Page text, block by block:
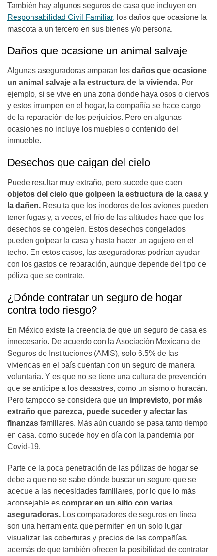
También hay algunos seguros de casa que incluyen en
Responsabilidad Civil Familiar, los daños que ocasione la
mascota a un tercero en sus bienes y/o persona.
Daños que ocasione un animal salvaje
Algunas aseguradoras amparan los daños que ocasione
un animal salvaje a la estructura de la vivienda. Por
ejemplo, si se vive en una zona donde haya osos o ciervos
y estos irrumpen en el hogar, la compañía se hace cargo
de la reparación de los perjuicios. Pero en algunas
ocasiones no incluye los muebles o contenido del
inmueble.
Desechos que caigan del cielo
Puede resultar muy extraño, pero sucede que caen
objetos del cielo que golpeen la estructura de la casa y
la dañen. Resulta que los inodoros de los aviones pueden
tener fugas y, a veces, el frío de las altitudes hace que los
desechos se congelen. Estos desechos congelados
pueden golpear la casa y hasta hacer un agujero en el
techo. En estos casos, las aseguradoras podrían ayudar
con los gastos de reparación, aunque depende del tipo de
póliza que se contrate.
¿Dónde contratar un seguro de hogar
contra todo riesgo?
En México existe la creencia de que un seguro de casa es
innecesario. De acuerdo con la Asociación Mexicana de
Seguros de Instituciones (AMIS), solo 6.5% de las
viviendas en el país cuentan con un seguro de manera
voluntaria. Y es que no se tiene una cultura de prevención
que se anticipe a los desastres, como un sismo o huracán.
Pero tampoco se considera que un imprevisto, por más
extraño que parezca, puede suceder y afectar las
finanzas familiares. Más aún cuando se pasa tanto tiempo
en casa, como sucede hoy en día con la pandemia por
Covid-19.
Parte de la poca penetración de las pólizas de hogar se
debe a que no se sabe dónde buscar un seguro que se
adecue a las necesidades familiares, por lo que lo más
aconsejable es comprar en un sitio con varias
aseguradoras. Los comparadores de seguros en línea
son una herramienta que permiten en un solo lugar
visualizar las coberturas y precios de las compañías,
además de que también ofrecen la posibilidad de contratar